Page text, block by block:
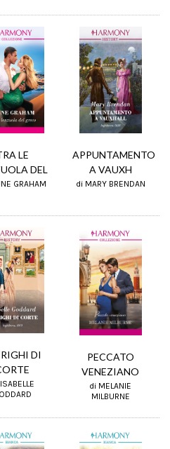
LE
DEL
GRAHAM
APPUNTAMENTO
A VAUXH
di MARY BRENDAN
DI
PECCATO
VENEZIANO
di MELANIE
MILBURNE